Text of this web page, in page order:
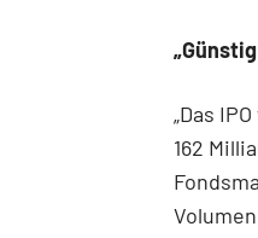
„Das
162